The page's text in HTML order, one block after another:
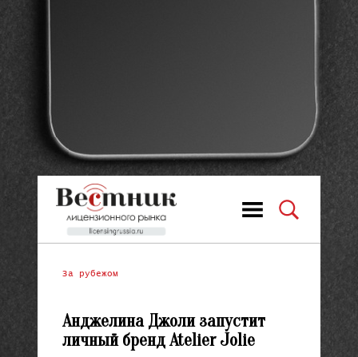
За рубежом
Анджелина Джоли запустит
личный бренд Atelier Jolie